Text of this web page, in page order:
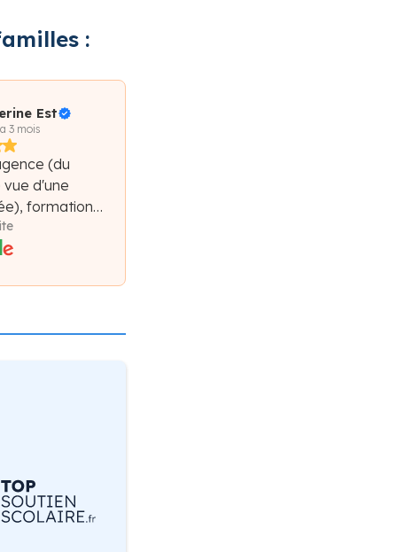
:
Est
3 mois
(du
d'une
formation
claires,